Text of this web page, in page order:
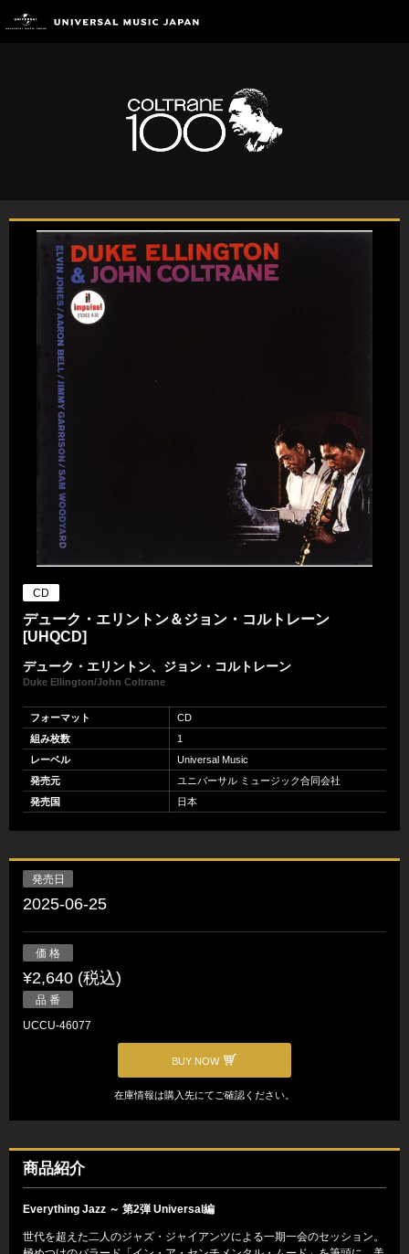
CD
デューク・エリントン＆ジョン・コルトレーン
[UHQCD]
デューク・エリントン、ジョン・コルトレーン
Duke Ellington/John Coltrane
フォーマット
CD
組み枚数
1
レーベル
Universal Music
発売元
ユニバーサル ミュージック合同会社
発売国
日本
発売日
2025-06-25
価 格
¥2,640 (税込)
品 番
UCCU-46077
BUY NOW
在庫情報は購入先にてご確認ください。
商品紹介
Everything Jazz ～ 第2弾 Universal編
世代を超えた二人のジャズ・ジャイアンツによる一期一会のセッション。